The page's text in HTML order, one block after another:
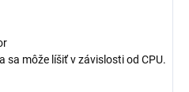
môže líšiť v závislosti od CPU.